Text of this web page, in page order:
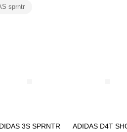
定代理人或監護人之同意方可使用
申辦者引起之損失，本公司不負相關責
sprntr
3S SPRNTR
ADIDAS D4T